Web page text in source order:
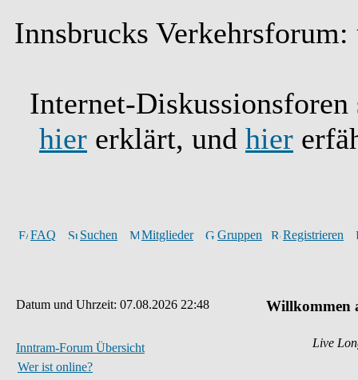
Innsbrucks
Internet-
hier erklärt, und hier
FAQ Suchen Mitglieder Gruppen Registrieren
Datum und Uhrzeit: 07.08.2026 22:48
Inntram-Forum Übersicht
Willkommen
Live
Wer ist online?